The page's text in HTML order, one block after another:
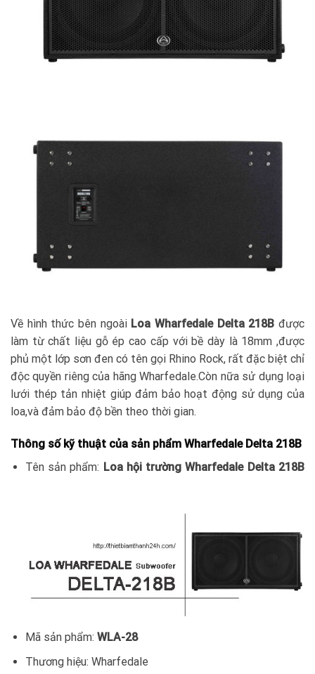
Về hình thức bên ngoài Loa Wharfedale Delta 218B được
làm từ chất liệu gỗ ép cao cấp với bề dày là 18mm ,được
phủ một lớp sơn đen có tên gọi Rhino Rock, rất đặc biệt chỉ
độc quyền riêng của hãng Wharfedale.Còn nữa sử dụng loại
lưới thép tản nhiệt giúp đảm bảo hoạt động sử dụng của
loa,và đảm bảo độ bền theo thời gian.
Thông số kỹ thuật của sản phẩm Wharfedale Delta 218B
Tên sản phẩm: Loa hội trường Wharfedale Delta 218B
Mã sản phẩm: WLA-28
Thương hiệu: Wharfedale